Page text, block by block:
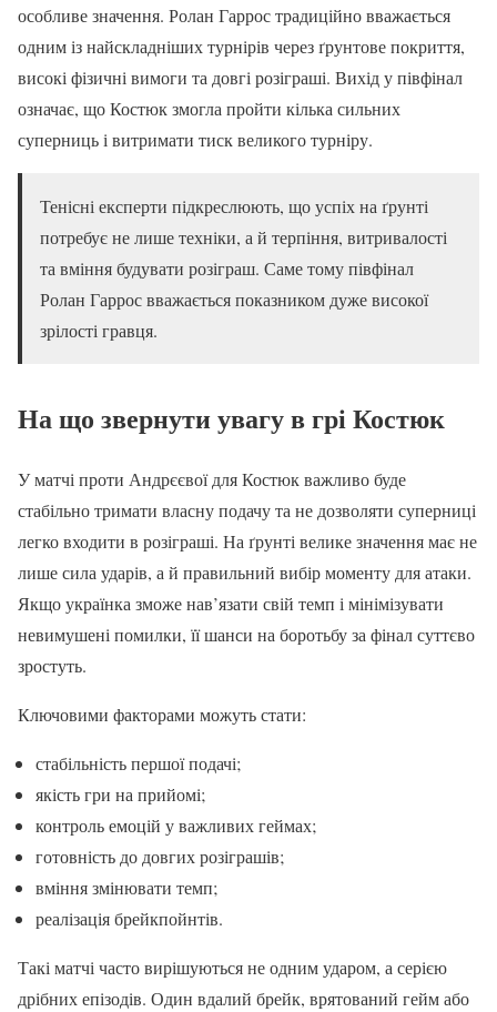
особливе значення. Ролан Гаррос традиційно вважається
одним із найскладніших турнірів через ґрунтове покриття,
високі фізичні вимоги та довгі розіграші. Вихід у півфінал
означає, що Костюк змогла пройти кілька сильних
суперниць і витримати тиск великого турніру.
Тенісні експерти підкреслюють, що успіх на ґрунті
потребує не лише техніки, а й терпіння, витривалості
та вміння будувати розіграш. Саме тому півфінал
Ролан Гаррос вважається показником дуже високої
зрілості гравця.
На що звернути увагу в грі Костюк
У матчі проти Андрєєвої для Костюк важливо буде
стабільно тримати власну подачу та не дозволяти суперниці
легко входити в розіграші. На ґрунті велике значення має не
лише сила ударів, а й правильний вибір моменту для атаки.
Якщо українка зможе нав’язати свій темп і мінімізувати
невимушені помилки, її шанси на боротьбу за фінал суттєво
зростуть.
Ключовими факторами можуть стати:
стабільність першої подачі;
якість гри на прийомі;
контроль емоцій у важливих геймах;
готовність до довгих розіграшів;
вміння змінювати темп;
реалізація брейкпойнтів.
Такі матчі часто вирішуються не одним ударом, а серією
дрібних епізодів. Один вдалий брейк, врятований гейм або